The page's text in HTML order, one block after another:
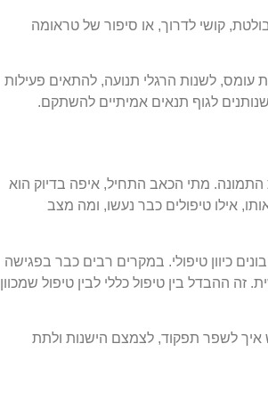
קושי לדרוך, או סיפור של טראומה
עומס, לשנות הרגלי תנועה, להתאים פעילות
לגוף תנאים אמיתיים להשתקם.
מתי הכאב התחיל, איפה בדיוק הוא
אילו טיפולים כבר נעשו, ומה מצב
כיוון טיפולי. במקרים רבים כבר בפגישה
ההבדל בין טיפול כללי לבין טיפול שמכוון
לשפר תפקוד, לצמצם הישנות ולתת